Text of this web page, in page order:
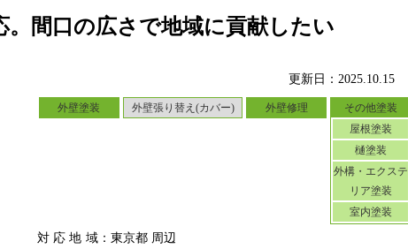
間口の広さで地域に貢献したい
更新日：2025.10.15
外壁塗装 外壁張り替え(カバー) 外壁修理
その他塗装
屋根塗装
樋塗装
外構・エクステ
リア塗装
室内塗装
対応地域：東京都 周辺